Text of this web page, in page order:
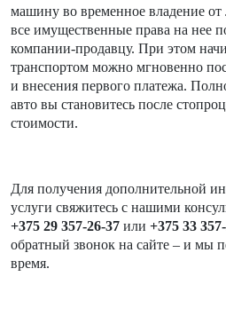
машину во временное владение от
все имущественные права на нее
компании-продавцу. При этом
транспортом можно мгновенно
и внесения первого платежа.
авто вы становитесь после
стоимости.
Для получения дополнительной
услуги свяжитесь с нашими
+375 29 357-26-37 или +375 33
обратный звонок на сайте – и мы
время.